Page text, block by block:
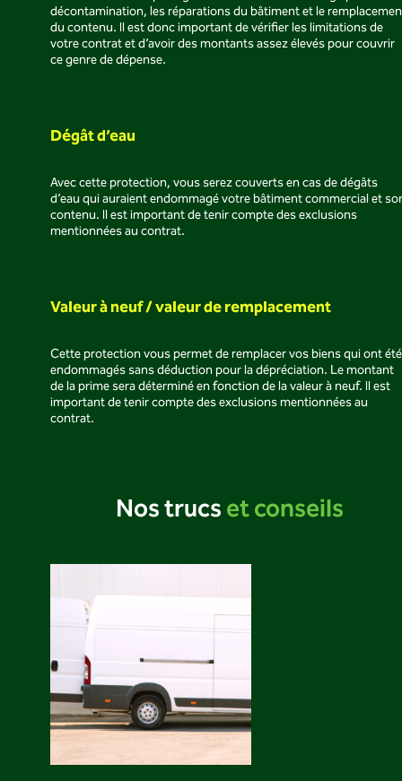
décontamination, les réparations du bâtiment et le
du contenu. Il est donc important de vérifier les limitations de
votre contrat et d’avoir des montants assez élevés pour couvrir
ce genre de dépense.
Dégât d’eau
Avec cette protection, vous serez couverts en cas de dégâts
d’eau qui auraient endommagé votre bâtiment commercial et
contenu. Il est important de tenir compte des exclusions
mentionnées au contrat.
Valeur à neuf / valeur de remplacement
Cette protection vous permet de remplacer vos biens qui ont été
endommagés sans déduction pour la dépréciation. Le montant
de la prime sera déterminé en fonction de la valeur à neuf. Il est
important de tenir compte des exclusions mentionnées au
contrat.
Nos trucset conseils